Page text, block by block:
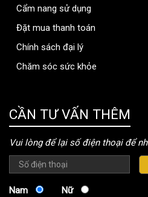
Cẩm nang sử dụng
Đặt mua thanh toán
Chính sách đại lý
Chăm sóc sức khỏe
CẦN TƯ VẤN THÊM
Vui lòng để lại số điện thoại để
Nam Nữ